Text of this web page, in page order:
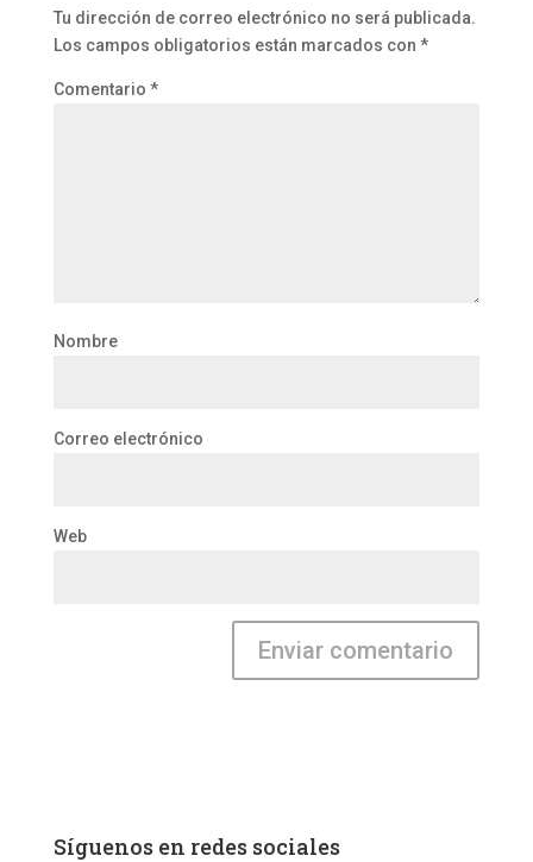
Tu dirección de correo electrónico no será publicada.
Los campos obligatorios están marcados con *
Comentario *
Nombre
Correo electrónico
Web
Síguenos en redes sociales